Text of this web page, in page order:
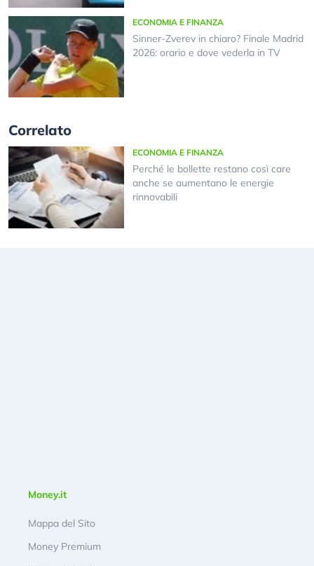
ECONOMIA E FINANZA
Sinner-Zverev in chiaro? Finale Madrid
2026: orario e dove vederla in TV
Correlato
ECONOMIA E FINANZA
Perché le bollette restano così care
anche se aumentano le energie
rinnovabili
Money.it
Mappa del Sito
Money Premium